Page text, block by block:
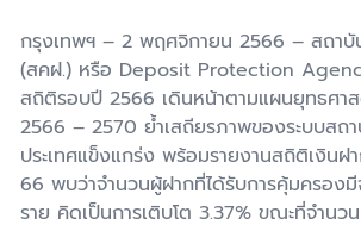
กรุงเทพฯ – 2 พฤศจิกายน 2566 – สถาบั
(สคฝ.) หรือ Deposit Protection
สถิติรอบปี 2566 เดินหน้าตามแผนยุทธศา
2566 – 2570 ย้ำเสถียรภาพของระบบสถ
ประเทศแข็งแกร่ง พร้อมรายงานสถิติเงิน
66 พบว่าจำนวนผู้ฝากที่ได้รับการคุ้มครอง
ราย คิดเป็นการเติบโต 3.37% ขณะที่จำนว